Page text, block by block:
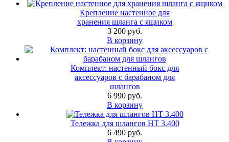
Крепление настенное для
хранения шланга с ящиком
3 200 руб.
В корзину
Комплект: настенный бокс для
аксессуаров с барабаном для
шлангов
6 990 руб.
В корзину
Тележка для шлангов HT 3.400
6 490 руб.